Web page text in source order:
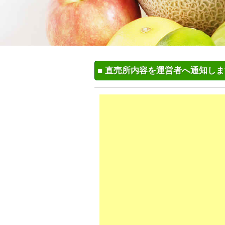
■ 直売所内容を運営者へ通知し